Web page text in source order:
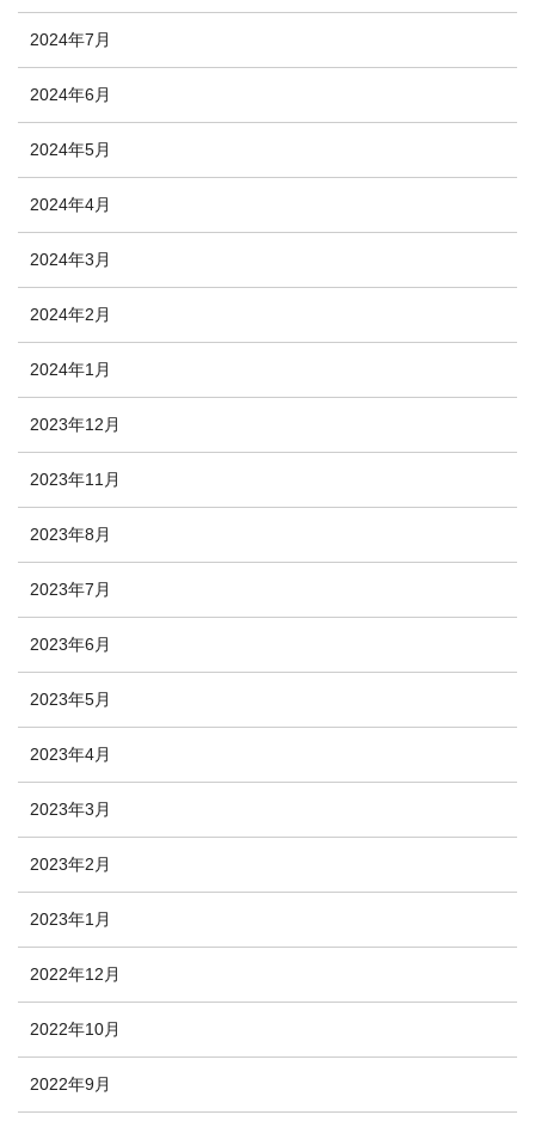
2024年7月
2024年6月
2024年5月
2024年4月
2024年3月
2024年2月
2024年1月
2023年12月
2023年11月
2023年8月
2023年7月
2023年6月
2023年5月
2023年4月
2023年3月
2023年2月
2023年1月
2022年12月
2022年10月
2022年9月